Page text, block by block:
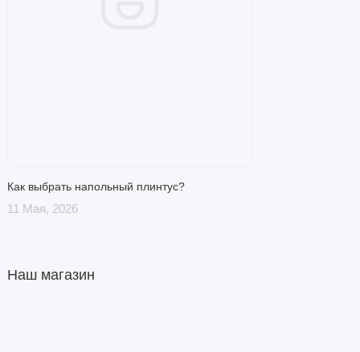
Как выбрать напольный плинтус?
11 Мая, 2026
Наш магазин